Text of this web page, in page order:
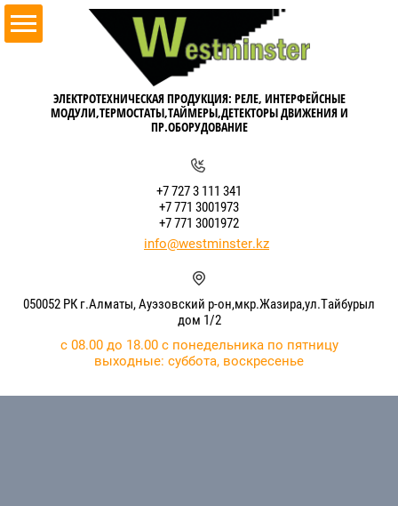
ЭЛЕКТРОТЕХНИЧЕСКАЯ ПРОДУКЦИЯ: РЕЛЕ, ИНТЕРФЕЙСНЫЕ
МОДУЛИ,ТЕРМОСТАТЫ,ТАЙМЕРЫ,ДЕТЕКТОРЫ ДВИЖЕНИЯ И
ПР.ОБОРУДОВАНИЕ
+7 727 3 111 341
+7 771 3001973
+7 771 3001972
info@westminster.kz
050052 РК г.Алматы, Ауэзовский р-он,мкр.Жазира,ул.Тайбурыл
дом 1/2
с 08.00 до 18.00 с понедельника по пятницу
выходные: суббота, воскресенье